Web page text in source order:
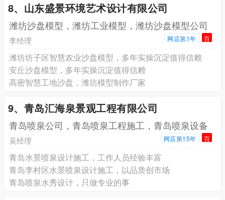
8、山东盛景环境艺术设计有限公司
潍坊沙盘模型，潍坊工业模型，潍坊沙盘模型公司
李经理 网店第1年 百
潍坊坊子区智慧农业沙盘模型，多年实操沉淀值得信赖
安丘沙盘模型，多年实操沉淀值得信赖
高密智慧工地沙盘，潍坊模型制作厂家
9、青岛汇海泉景观工程有限公司
青岛喷泉公司，青岛喷泉工程施工，青岛喷泉设备
吴经理 网店第15年 百
青岛水景喷泉设计施工，工作人员经验丰富
青岛李村区水景喷泉设计施工，以品质创市场
青岛喷泉水秀设计，只做专业的事